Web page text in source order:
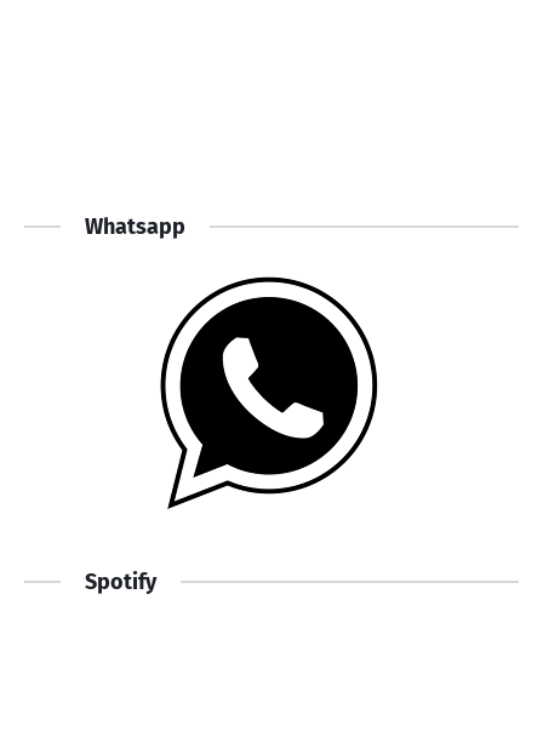
Whatsapp
Spotify